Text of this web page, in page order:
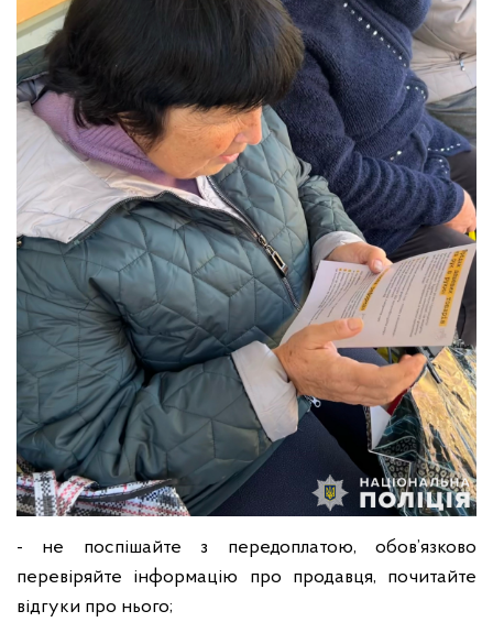
- не поспішайте з передоплатою, обов’язково
перевіряйте інформацію про продавця, почитайте
відгуки про нього;